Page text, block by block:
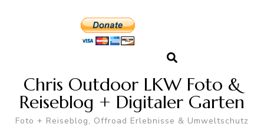
Chris Outdoor LKW Foto &
Reiseblog + Digitaler Garten
Foto + Reiseblog, Offroad Erlebnisse & Umweltschutz